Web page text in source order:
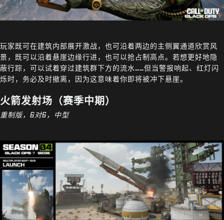
玩家既可在建筑内部展开激战，也可沿着两边的主侧翼通道欣赏风
景，既可以沿着悬崖边缘行进，也可以抢占制高点。若想更好地隐
蔽行踪，可以试着穿过建筑群下方的流水……但当警报响起、红灯闪
烁时，务必及时撤离，因为这意味着你即将被冲下悬崖。
火箭发射场（赛季中期）
重制版，6对6，中型